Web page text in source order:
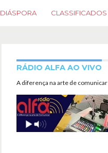
DIÁSPORA CLASSIFICADOS
RÁDIO ALFA AO VIVO
A diferença na arte de comunicar